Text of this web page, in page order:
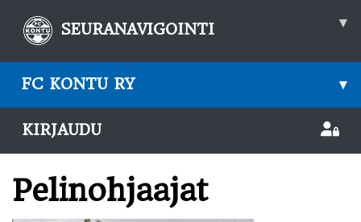
SEURANAVIGOINTI ▾
FC KONTU RY ▾
KIRJAUDU
Pelinohjaajat